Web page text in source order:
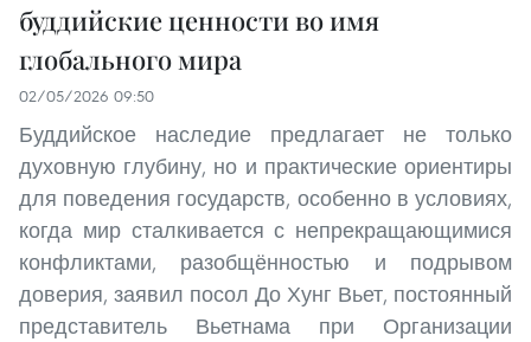
буддийские ценности во имя
глобального мира
02/05/2026 09:50
Буддийское наследие предлагает не только
духовную глубину, но и практические ориентиры
для поведения государств, особенно в условиях,
когда мир сталкивается с непрекращающимися
конфликтами, разобщённостью и подрывом
доверия, заявил посол До Хунг Вьет, постоянный
представитель Вьетнама при Организации